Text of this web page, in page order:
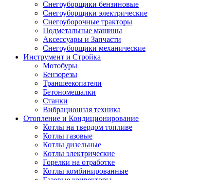
Снегоуборщики бензиновые
Снегоуборщики электрические
Снегоуборочные тракторы
Подметальные машины
Аксессуары и Запчасти
Снегоуборщики механические
Инструмент и Стройка
Мотобуры
Бензорезы
Траншеекопатели
Бетономешалки
Станки
Вибрационная техника
Отопление и Кондиционирование
Котлы на твердом топливе
Котлы газовые
Котлы дизельные
Котлы электрические
Горелки на отработке
Котлы комбинированные